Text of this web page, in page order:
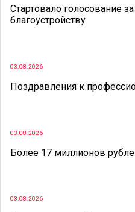
Стартовало голосование
благоустройству
03.08.2026
Поздравления к
03.08.2026
Более 17 миллионов
03.08.2026